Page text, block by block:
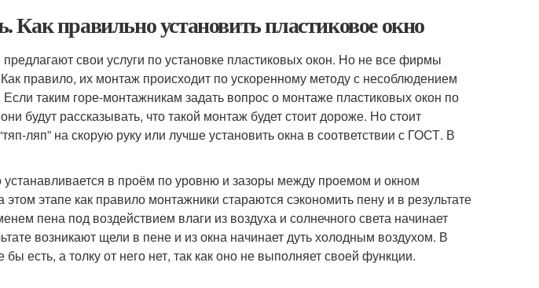
Как правильно установить пластиковое окно
свои услуги по установке пластиковых окон. Но не все фирмы
правило, их монтаж происходит по ускоренному методу с несоблюдением
таким горе-монтажникам задать вопрос о монтаже пластиковых окон по
будут рассказывать, что такой монтаж будет стоит дороже. Но стоит
ляп” на скорую руку или лучше установить окна в соответствии с ГОСТ. В
в проём по уровню и зазоры между проемом и окном
этапе как правило монтажники стараются сэкономить пену и в результате
пена под воздействием влаги из воздуха и солнечного света начинает
возникают щели в пене и из окна начинает дуть холодным воздухом. В
есть, а толку от него нет, так как оно не выполняет своей функции.